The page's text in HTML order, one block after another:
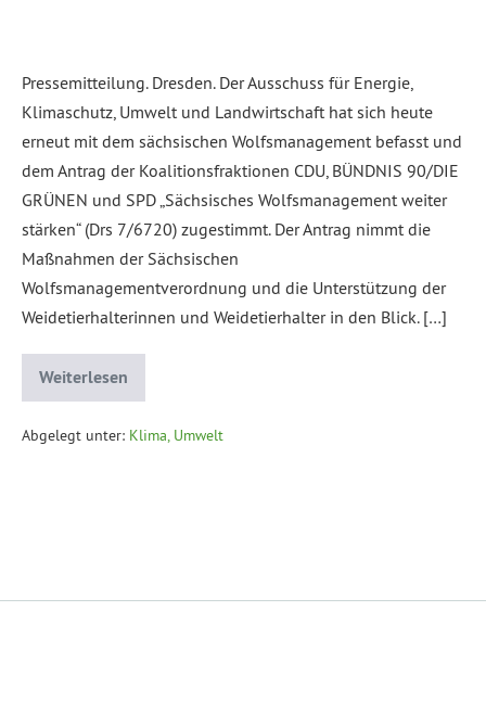
Pressemitteilung. Dresden. Der Ausschuss für Energie,
Klimaschutz, Umwelt und Landwirtschaft hat sich heute
erneut mit dem sächsischen Wolfsmanagement befasst und
dem Antrag der Koalitionsfraktionen CDU, BÜNDNIS 90/DIE
GRÜNEN und SPD „Sächsisches Wolfsmanagement weiter
stärken“ (Drs 7/6720) zugestimmt. Der Antrag nimmt die
Maßnahmen der Sächsischen
Wolfsmanagementverordnung und die Unterstützung der
Weidetierhalterinnen und Weidetierhalter in den Blick. […]
Weiterlesen
Abgelegt unter: Klima, Umwelt